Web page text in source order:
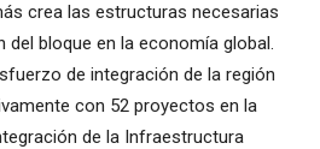
crea las estructuras necesarias
bloque en la economía global.
de integración de la región
con 52 proyectos en la
de la Infraestructura